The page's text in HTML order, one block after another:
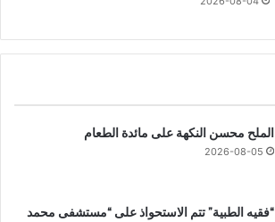
الملح محسن النكهة على مائدة الطعام
2026-08-05
“فقيه الطبية” تتم الاستحواذ على “مستشفى محمد